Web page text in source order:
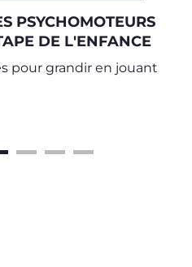
PSYCHOMOTEURS
DE L'ENFANCE
pour grandir en jouant